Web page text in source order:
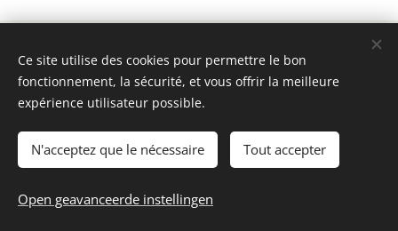
Toevoegen aan de winkelwagen
mini model rails
Talen
Français
Nederlands
Ce site utilise des cookies pour permettre le bon
fonctionnement, la sécurité, et vous offrir la meilleure
expérience utilisateur possible.
N'acceptez que le nécessaire Tout accepter
Open geavanceerde instellingen